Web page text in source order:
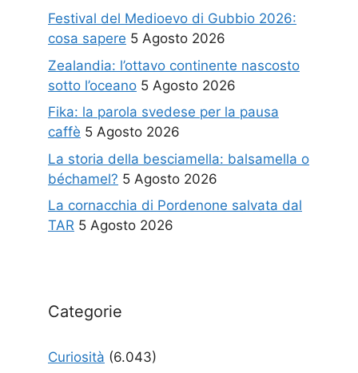
Festival del Medioevo di Gubbio 2026:
cosa sapere 5 Agosto 2026
Zealandia: l’ottavo continente nascosto
sotto l’oceano 5 Agosto 2026
Fika: la parola svedese per la pausa
caffè 5 Agosto 2026
La storia della besciamella: balsamella o
béchamel? 5 Agosto 2026
La cornacchia di Pordenone salvata dal
TAR 5 Agosto 2026
Categorie
Curiosità (6.043)